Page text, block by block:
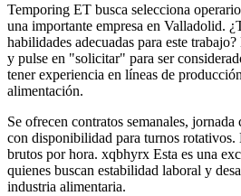
Temporing ET busca selecciona
una importante empresa en Valladolid.
habilidades adecuadas para este
y pulse en "solicitar" para ser
tener experiencia en líneas de
alimentación.
Se ofrecen contratos semanales,
con disponibilidad para turnos rotativos.
brutos por hora. xqbhyrx Esta es una
quienes buscan estabilidad laboral y
industria alimentaria.